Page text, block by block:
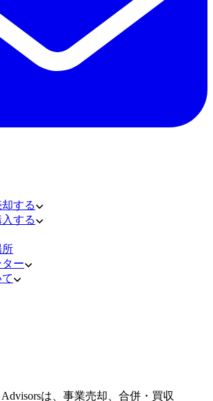
する
する
所
ー
Advisorsは、事業売却、合併・買収